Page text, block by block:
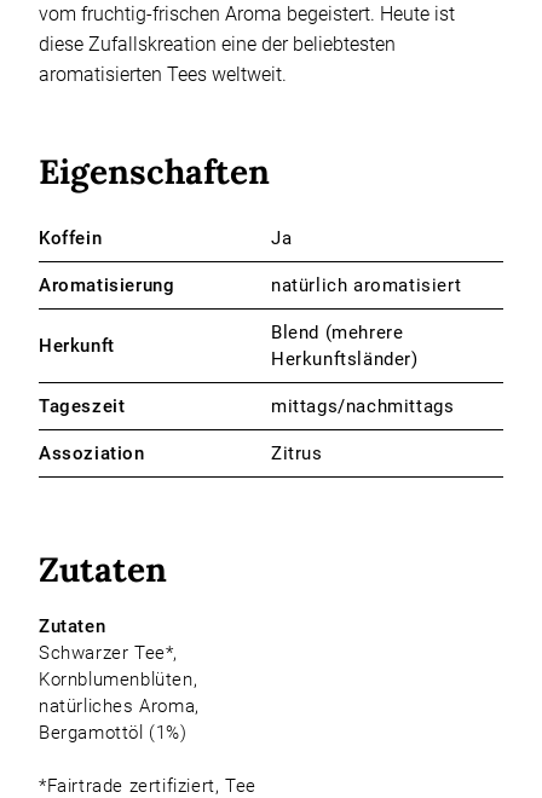
vom fruchtig-frischen Aroma begeistert. Heute ist
diese Zufallskreation eine der beliebtesten
aromatisierten Tees weltweit.
Eigenschaften
Koffein Ja
Aromatisierung natürlich aromatisiert
Herkunft
Blend (mehrere
Herkunftsländer)
Tageszeit mittags/nachmittags
Assoziation Zitrus
Zutaten
Zutaten
Schwarzer Tee*,
Kornblumenblüten,
natürliches Aroma,
Bergamottöl (1%)
*Fairtrade zertifiziert, Tee